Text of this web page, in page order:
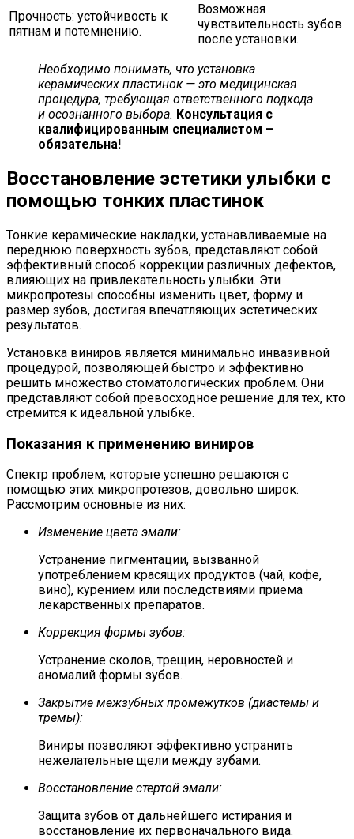
Прочность: устойчивость к
пятнам и потемнению.
Возможная
чувствительность зубов
после установки.
Необходимо понимать, что установка
керамических пластинок — это медицинская
процедура, требующая ответственного подхода
и осознанного выбора. Консультация с
квалифицированным специалистом –
обязательна!
Восстановление эстетики улыбки с
помощью тонких пластинок
Тонкие керамические накладки, устанавливаемые на
переднюю поверхность зубов, представляют собой
эффективный способ коррекции различных дефектов,
влияющих на привлекательность улыбки. Эти
микропротезы способны изменить цвет, форму и
размер зубов, достигая впечатляющих эстетических
результатов.
Установка виниров является минимально инвазивной
процедурой, позволяющей быстро и эффективно
решить множество стоматологических проблем. Они
представляют собой превосходное решение для тех, кто
стремится к идеальной улыбке.
Показания к применению виниров
Спектр проблем, которые успешно решаются с
помощью этих микропротезов, довольно широк.
Рассмотрим основные из них:
Изменение цвета эмали:
Устранение пигментации, вызванной
употреблением красящих продуктов (чай, кофе,
вино), курением или последствиями приема
лекарственных препаратов.
Коррекция формы зубов:
Устранение сколов, трещин, неровностей и
аномалий формы зубов.
Закрытие межзубных промежутков (диастемы и
тремы):
Виниры позволяют эффективно устранить
нежелательные щели между зубами.
Восстановление стертой эмали:
Защита зубов от дальнейшего истирания и
восстановление их первоначального вида.